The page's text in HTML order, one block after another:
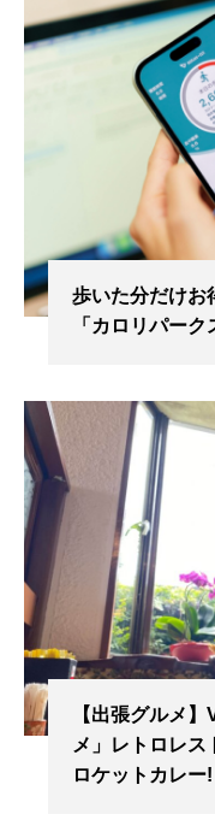
歩いた分だけお
「カロリパー
【出張グルメ
メ」レトロレ
ロケットカレ